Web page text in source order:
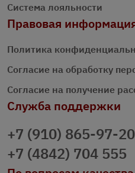
Система лояльности
Правовая
Политика
Согласие на обработку
Согласие на получение
Служба поддержки
+7 (910) 865-97-20
+7 (4842) 704 555